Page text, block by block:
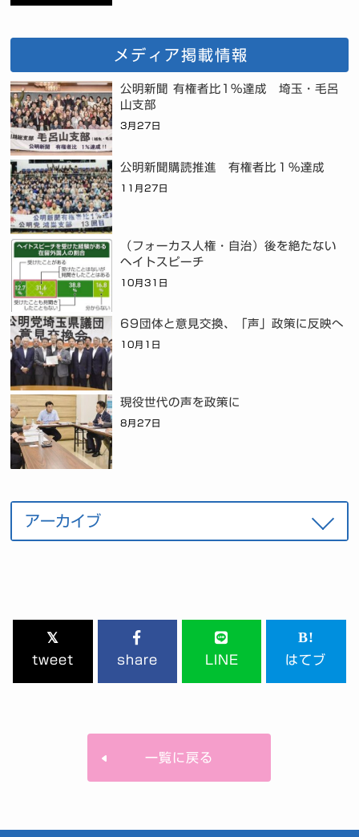
メディア掲載情報
公明新聞 有権者比1%達成 埼玉・毛呂
山支部
3月27日
公明新聞購読推進 有権者比１％達成
11月27日
（フォーカス人権・自治）後を絶たない
ヘイトスピーチ
10月31日
69団体と意見交換、「声」政策に反映へ
10月1日
現役世代の声を政策に
8月27日
tweet share LINE はてブ
一覧に戻る